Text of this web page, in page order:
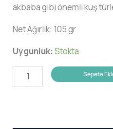
akbaba gibi önemli kuş
Net Ağırlık: 105 gr
Uygunluk: Stokta
Elma
Sepete